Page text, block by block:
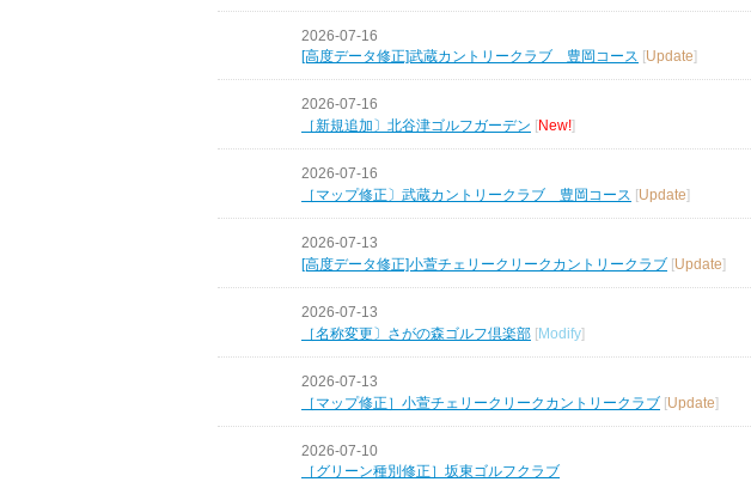
2026-07-16
[高度データ修正]武蔵カントリークラブ 豊岡コース [Update]
2026-07-16
［新規追加〕北谷津ゴルフガーデン [New!]
2026-07-16
［マップ修正〕武蔵カントリークラブ 豊岡コース [Update]
2026-07-13
[高度データ修正]小萱チェリークリークカントリークラブ [Update]
2026-07-13
［名称変更〕さがの森ゴルフ倶楽部 [Modify]
2026-07-13
［マップ修正］小萱チェリークリークカントリークラブ [Update]
2026-07-10
［グリーン種別修正］坂東ゴルフクラブ